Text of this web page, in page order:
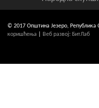
© 2017 Општина Језеро, Република
коришћења
Веб развој: БитЛаб